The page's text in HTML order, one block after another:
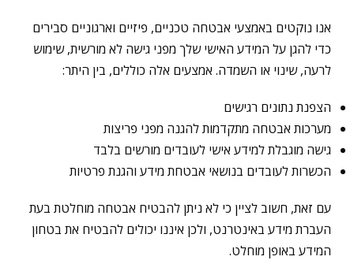
אנו נוקטים באמצעי אבטחה טכניים, פיזיים וארגוניים סבירים
כדי להגן על המידע האישי שלך מפני גישה לא מורשית, שימוש
לרעה, שינוי או השמדה. אמצעים אלה כוללים, בין היתר:
הצפנת נתונים רגישים
מערכות אבטחה מתקדמות להגנה מפני פריצות
גישה מוגבלת למידע אישי לעובדים מורשים בלבד
הכשרות לעובדים בנושאי אבטחת מידע והגנת פרטיות
עם זאת, חשוב לציין כי לא ניתן להבטיח אבטחה מוחלטת בעת
העברת מידע באינטרנט, ולכן איננו יכולים להבטיח את בטחון
המידע באופן מוחלט.